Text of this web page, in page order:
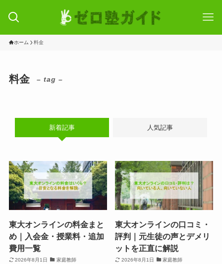
ホーム 料金
料金 – tag –
新着記事 人気記事
東大オンラインの料金まと
め｜入会金・授業料・追加
費用一覧
2026年8月1日 家庭教師
東大オンラインの口コミ・
評判｜元生徒の声とデメリ
ットを正直に解説
2026年8月1日 家庭教師